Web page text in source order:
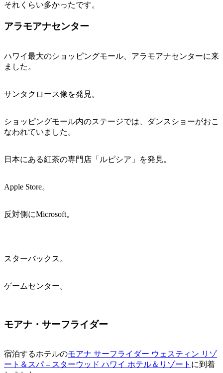
それくらい多かったです。
アラモアナセンター
ハワイ最大のショッピングモール、アラモアナセンターに来
ました。
サンタクロース像を発見。
ショッピングモール内のステージでは、ダンスショーがおこ
なわれていました。
日本にある紅茶の専門店「ルピシア」を発見。
Apple Store。
反対側にMicrosoft。
スターバックス。
ゲームセンター。
モアナ・サーフライダー
宿泊するホテルのモアナ サーフライダー ウェスティン リゾ
ート＆スパ – スターウッド ハワイ ホテル＆リゾート に到着